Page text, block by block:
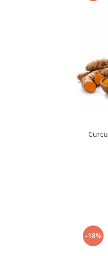
-18%